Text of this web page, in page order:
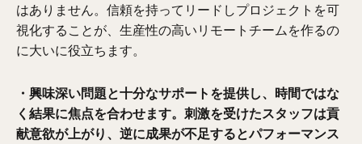
はありません。信頼を持ってリードしプロジェクトを可
視化することが、生産性の高いリモートチームを作るの
に大いに役立ちます。
・興味深い問題と十分なサポートを提供し、時間ではな
く結果に焦点を合わせます。刺激を受けたスタッフは貢
献意欲が上がり、逆に成果が不足するとパフォーマンス